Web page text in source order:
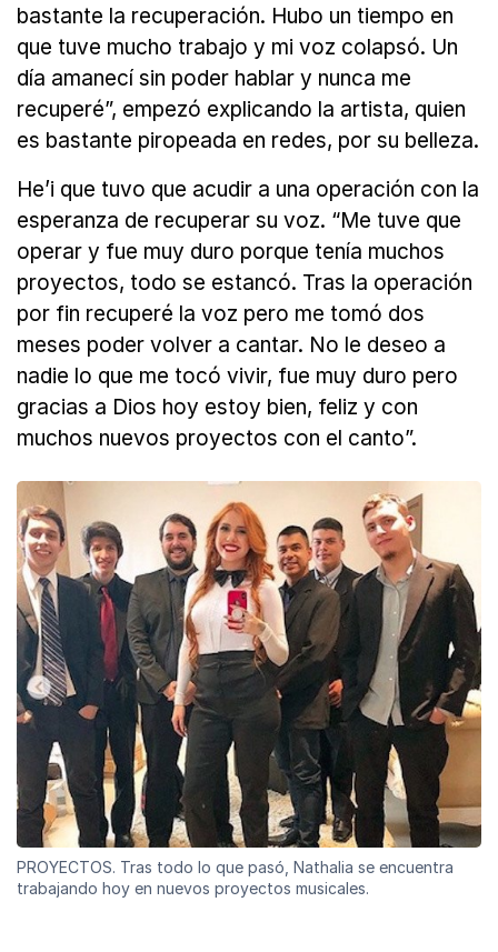
bastante la recuperación. Hubo un tiempo en
que tuve mucho trabajo y mi voz colapsó. Un
día amanecí sin poder hablar y nunca me
recuperé”, empezó explicando la artista, quien
es bastante piropeada en redes, por su belleza.
He’i que tuvo que acudir a una operación con la
esperanza de recuperar su voz. “Me tuve que
operar y fue muy duro porque tenía muchos
proyectos, todo se estancó. Tras la operación
por fin recuperé la voz pero me tomó dos
meses poder volver a cantar. No le deseo a
nadie lo que me tocó vivir, fue muy duro pero
gracias a Dios hoy estoy bien, feliz y con
muchos nuevos proyectos con el canto”.
PROYECTOS. Tras todo lo que pasó, Nathalia se encuentra
trabajando hoy en nuevos proyectos musicales.